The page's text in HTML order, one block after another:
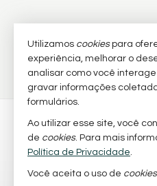
ZART
Av. Aroeira da
Bombinhas /SC
Utilizamos cookiespara
experiência, melhorar o
analisar como você
gravar informações
formulários.
Ao utilizar esse site, você
de cookies. Para mais
Política de Privacidade.
Você aceita o uso de cookies